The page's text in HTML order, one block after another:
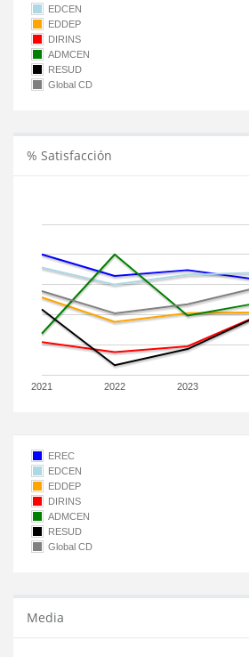
EDCEN
EDDEP
DIRINS
ADMCEN
RESUD
Global CD
% Satisfacción
2021 2022 2023
EREC
EDCEN
EDDEP
DIRINS
ADMCEN
RESUD
Global CD
Media